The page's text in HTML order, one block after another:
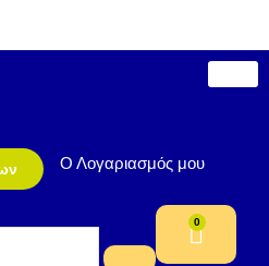
Ο Λογαριασμός μου
0
Cart